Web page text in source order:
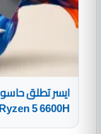
Ryzen 5 6600H وذاكرة 16 ...